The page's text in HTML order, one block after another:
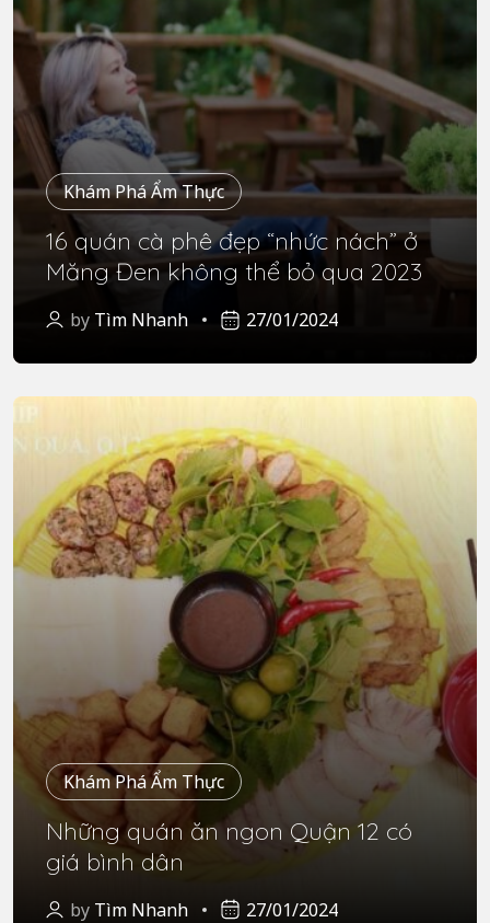
Khám Phá Ẩm Thực
16 quán cà phê đẹp “nhức nách” ở
Măng Đen không thể bỏ qua 2023
by Tìm Nhanh 27/01/2024
Khám Phá Ẩm Thực
Những quán ăn ngon Quận 12 có
giá bình dân
by Tìm Nhanh 27/01/2024